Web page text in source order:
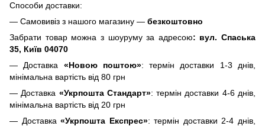
Способи доставки:
— Самовивіз з нашого магазину — безкоштовно
Забрати товар можна з шоуруму за адресою: вул. Спаська
35, Київ 04070
— Доставка «Новою поштою»: термін доставки 1-3 днів,
мінімальна вартість від 80 грн
— Доставка «Укрпошта Стандарт»: термін доставки 4-6 днів,
мінімальна вартість від 20 грн
— Доставка«Укрпошта Експрес»: термін доставки 2-4 днів,